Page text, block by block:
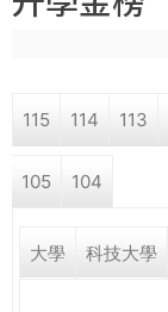
學
o
a
r
e
115 114 113
105 104
大學 科技大學